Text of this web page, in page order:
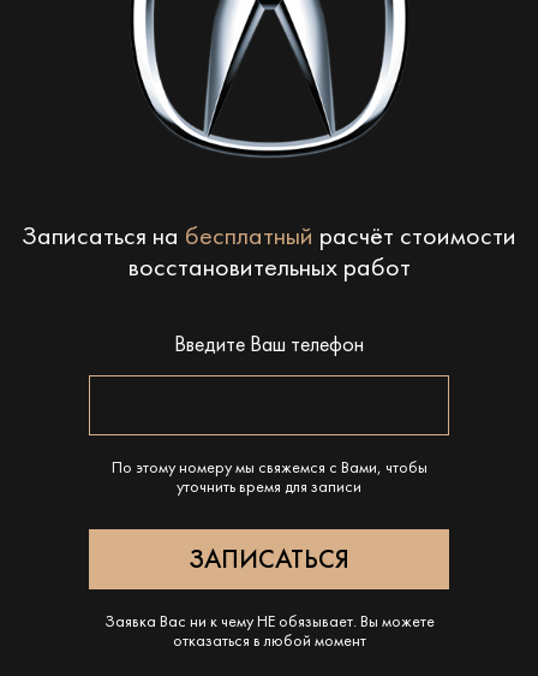
Записаться на бесплатный расчёт стоимости
восстановительных работ
Введите Ваш телефон
По этому номеру мы свяжемся с Вами, чтобы
уточнить время для записи
Заявка Вас ни к чему НЕ обязывает. Вы можете
отказаться в любой момент